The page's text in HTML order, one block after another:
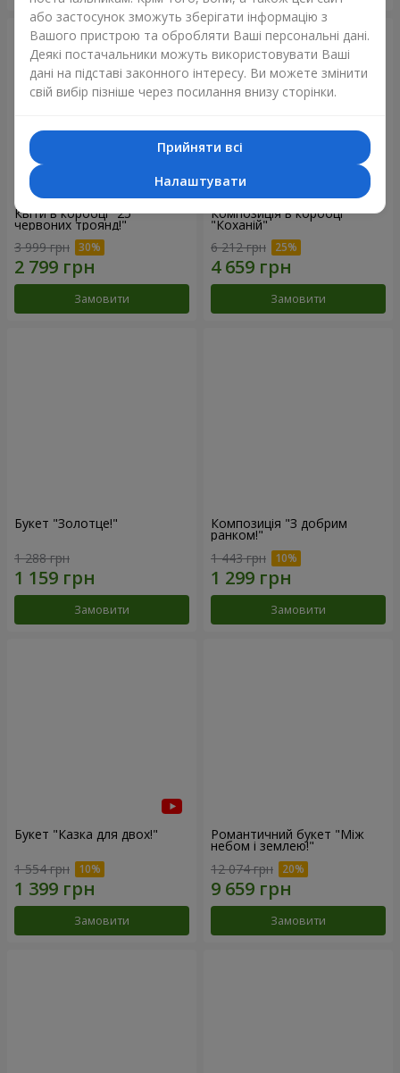
Квіти в коробці "25
червоних троянд!"
3 999 грн
Замовити
Композиція в коробці
"Коханій"
6 212 грн
Замовити
Букет "Золотце!"
1 288 грн
Замовити
Композиція "З добрим
ранком!"
1 443 грн
Замовити
Букет "Казка для двох!"
1 554 грн
Замовити
Романтичний букет "Між
небом і землею!"
12 074 грн
Замовити
або застосунок зможуть зберігати інформацію з
Вашого пристрою та обробляти Ваші персональні дані.
Деякі постачальники можуть використовувати Ваші
дані на підставі законного інтересу. Ви можете змінити
свій вибір пізніше через посилання внизу сторінки.
Прийняти всі
Налаштувати